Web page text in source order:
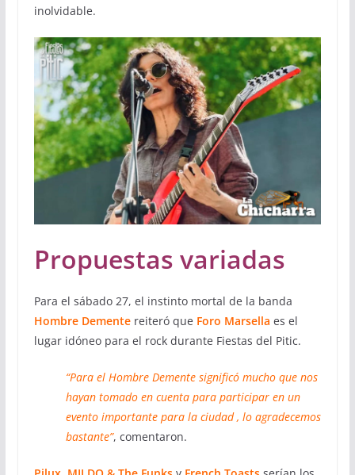
inolvidable.
Propuestas variadas
Para el sábado 27, el instinto mortal de la banda
Hombre Dementereiteró que Foro Marsella es el
lugar idóneo para el rock durante Fiestas del Pitic.
“Para el Hombre Demente significó mucho que nos
hayan tomado en cuenta para participar en un
evento importante para la ciudad , lo agradecemos
bastante”, comentaron.